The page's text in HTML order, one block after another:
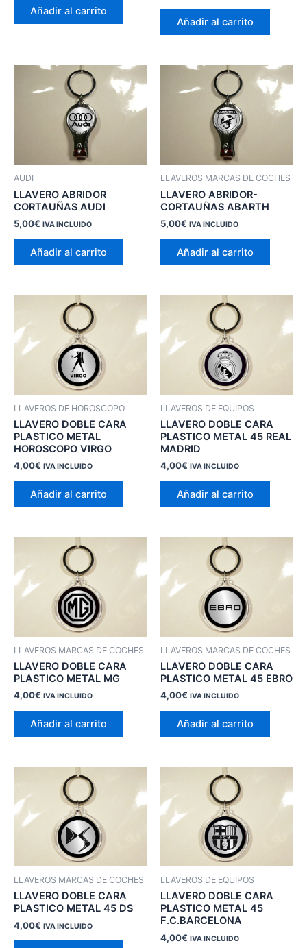
Añadir al carrito
Añadir al carrito
AUDI
LLAVERO ABRIDOR
CORTAUÑAS AUDI
5,00€ IVA INCLUIDO
Añadir al carrito
LLAVEROS MARCAS DE COCHES
LLAVERO ABRIDOR-
CORTAUÑAS ABARTH
5,00€ IVA INCLUIDO
Añadir al carrito
LLAVEROS DE HOROSCOPO
LLAVERO DOBLE CARA
PLASTICO METAL
HOROSCOPO VIRGO
4,00€ IVA INCLUIDO
Añadir al carrito
LLAVEROS DE EQUIPOS
LLAVERO DOBLE CARA
PLASTICO METAL 45 REAL
MADRID
4,00€ IVA INCLUIDO
Añadir al carrito
LLAVEROS MARCAS DE COCHES
LLAVERO DOBLE CARA
PLASTICO METAL MG
4,00€ IVA INCLUIDO
Añadir al carrito
LLAVEROS MARCAS DE COCHES
LLAVERO DOBLE CARA
PLASTICO METAL 45 EBRO
4,00€ IVA INCLUIDO
Añadir al carrito
LLAVEROS MARCAS DE COCHES
LLAVERO DOBLE CARA
PLASTICO METAL 45 DS
4,00€ IVA INCLUIDO
LLAVEROS DE EQUIPOS
LLAVERO DOBLE CARA
PLASTICO METAL 45
F.C.BARCELONA
4,00€ IVA INCLUIDO